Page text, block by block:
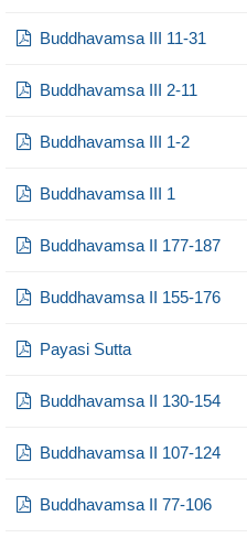
Buddhavamsa III 11-31
Buddhavamsa III 2-11
Buddhavamsa III 1-2
Buddhavamsa III 1
Buddhavamsa II 177-187
Buddhavamsa II 155-176
Payasi Sutta
Buddhavamsa II 130-154
Buddhavamsa II 107-124
Buddhavamsa II 77-106